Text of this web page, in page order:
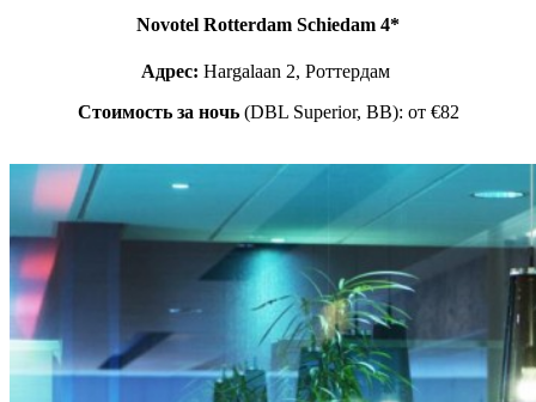
Novotel Rotterdam Schiedam 4*
Адрес: Hargalaan 2, Роттердам
Стоимость за ночь(DBL Superior, BB): от €82